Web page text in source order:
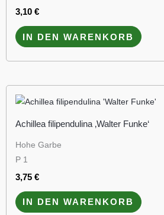
3,10 €
IN DEN WARENKORB
Achillea filipendulina ‚Walter Funke‘
Hohe Garbe
P 1
3,75 €
IN DEN WARENKORB